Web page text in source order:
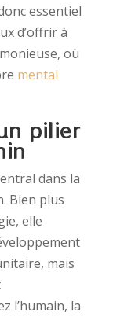
essentiel
d’offrir à
où
mental
pilier
dans la
Bien plus
elle
mais
l’humain, la